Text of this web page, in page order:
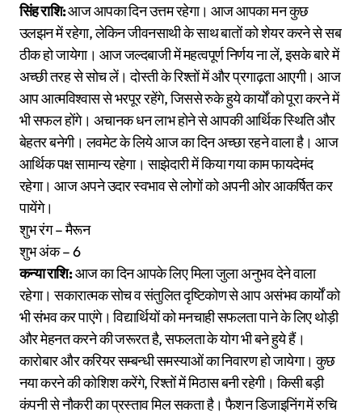
सिंह राशि:आज आपका दिन उत्तम रहेगा। आज आपका मन कुछ
उलझन में रहेगा, लेकिन जीवनसाथी के साथ बातों को शेयर करने से सब
ठीक हो जायेगा। आज जल्दबाजी में महत्वपूर्ण निर्णय ना लें, इसके बारे में
अच्छी तरह से सोच लें। दोस्ती के रिश्तों में और प्रगाढ़ता आएगी। आज
आप आत्मविश्वास से भरपूर रहेंगे, जिससे रुके हुये कार्यों को पूरा करने में
भी सफल होंगे। अचानक धन लाभ होने से आपकी आर्थिक स्थिति और
बेहतर बनेगी। लवमेट के लिये आज का दिन अच्छा रहने वाला है। आज
आर्थिक पक्ष सामान्य रहेगा। साझेदारी में किया गया काम फायदेमंद
रहेगा। आज अपने उदार स्वभाव से लोगों को अपनी ओर आकर्षित कर
पायेंगे।
शुभ रंग – मैरून
शुभ अंक – 6
कन्या राशि:आज का दिन आपके लिए मिला जुला अनुभव देने वाला
रहेगा। सकारात्मक सोच व संतुलित दृष्टिकोण से आप असंभव कार्यों को
भी संभव कर पाएंगे। विद्यार्थियों को मनचाही सफलता पाने के लिए थोड़ी
और मेहनत करने की जरूरत है, सफलता के योग भी बने हुये हैं।
कारोबार और करियर सम्बन्धी समस्याओं का निवारण हो जायेगा। कुछ
नया करने की कोशिश करेंगे, रिश्तों में मिठास बनी रहेगी। किसी बड़ी
कंपनी से नौकरी का प्रस्ताव मिल सकता है। फैशन डिजाइनिंग में रुचि